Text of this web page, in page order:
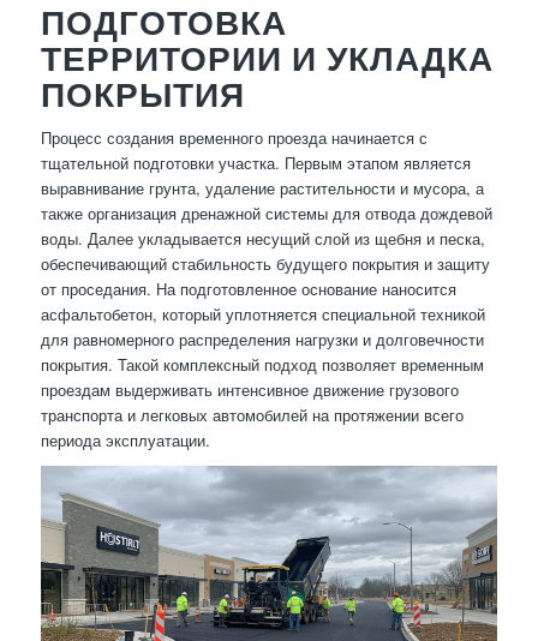
ПОДГОТОВКА
ТЕРРИТОРИИ И УКЛАДКА
ПОКРЫТИЯ
Процесс создания временного проезда начинается с
тщательной подготовки участка. Первым этапом является
выравнивание грунта, удаление растительности и мусора, а
также организация дренажной системы для отвода дождевой
воды. Далее укладывается несущий слой из щебня и песка,
обеспечивающий стабильность будущего покрытия и защиту
от проседания. На подготовленное основание наносится
асфальтобетон, который уплотняется специальной техникой
для равномерного распределения нагрузки и долговечности
покрытия. Такой комплексный подход позволяет временным
проездам выдерживать интенсивное движение грузового
транспорта и легковых автомобилей на протяжении всего
периода эксплуатации.